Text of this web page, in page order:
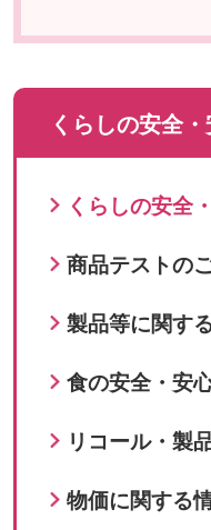
くらしの安全
くらしの安全
商品テストの
製品等に関す
食の安全・安
リコール・製
物価に関する